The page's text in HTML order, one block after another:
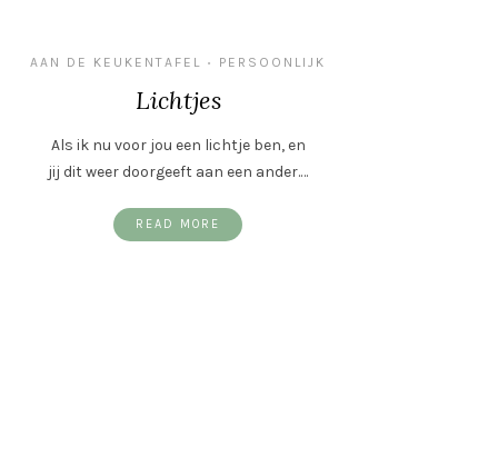
AAN DE KEUKENTAFEL • PERSOONLIJK
Lichtjes
Als ik nu voor jou een lichtje ben, en
jij dit weer doorgeeft aan een ander.…
READ MORE